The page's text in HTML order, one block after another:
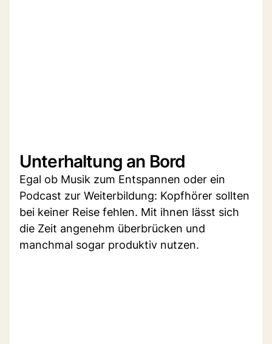
Unterhaltung an Bord
Egal ob Musik zum Entspannen oder ein
Podcast zur Weiterbildung: Kopfhörer sollten
bei keiner Reise fehlen. Mit ihnen lässt sich
die Zeit angenehm überbrücken und
manchmal sogar produktiv nutzen.